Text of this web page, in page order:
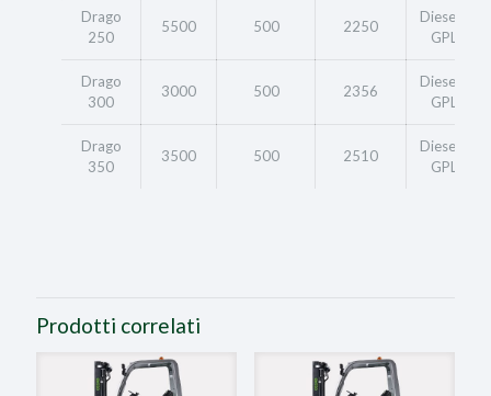
Drago
250
5500 500 2250
Diesel /
GPL
Drago
300
3000 500 2356
Diesel /
GPL
Drago
350
3500 500 2510
Diesel /
GPL
Prodotti correlati